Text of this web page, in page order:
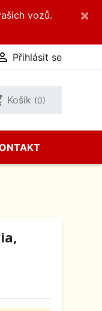
vozů.
×
Přihlásit se
Košík (0)